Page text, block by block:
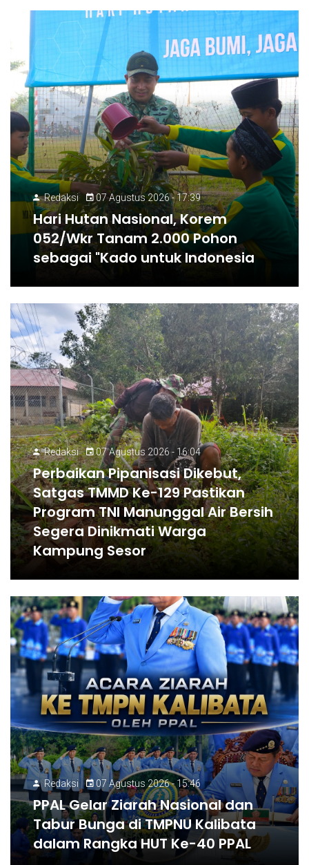
Redaksi 07 Agustus 2026 - 17:39
Hari Hutan Nasional, Korem
052/Wkr Tanam 2.000 Pohon
sebagai "Kado untuk Indonesia
Redaksi 07 Agustus 2026 - 16:04
Perbaikan Pipanisasi Dikebut,
Satgas TMMD Ke-129 Pastikan
Program TNI Manunggal Air Bersih
Segera Dinikmati Warga
Kampung Sesor
Redaksi 07 Agustus 2026 - 15:46
PPAL Gelar Ziarah Nasional dan
Tabur Bunga di TMPNU Kalibata
dalam Rangka HUT Ke-40 PPAL